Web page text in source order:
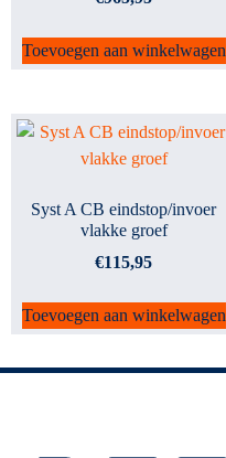
Toevoegen aan winkelwagen
Syst A CB eindstop/invoer
vlakke groef
€115,95
Toevoegen aan winkelwagen